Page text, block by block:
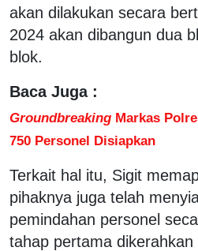
akan dilakukan secara
2024 akan dibangun dua
blok.
Baca Juga :
Groundbreaking Markas
750 Personel Disiapkan
Terkait hal itu, Sigit
pihaknya juga telah
pemindahan personel
tahap pertama dikerahkan